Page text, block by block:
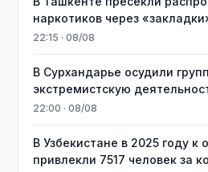
наркотиков через
22:15 · 08/08
В Сурхандарье осудили
экстремистскую
22:00 · 08/08
В Узбекистане в 2025 году к
привлекли 7517 человек за